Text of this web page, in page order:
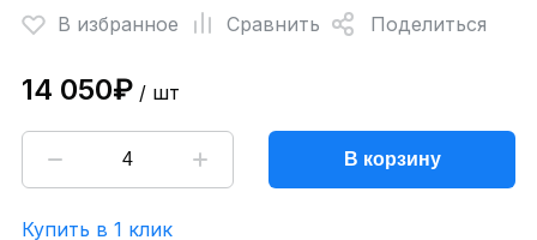
В избранное Сравнить Поделиться
14 050₽/ шт
В корзину
Купить в 1 клик